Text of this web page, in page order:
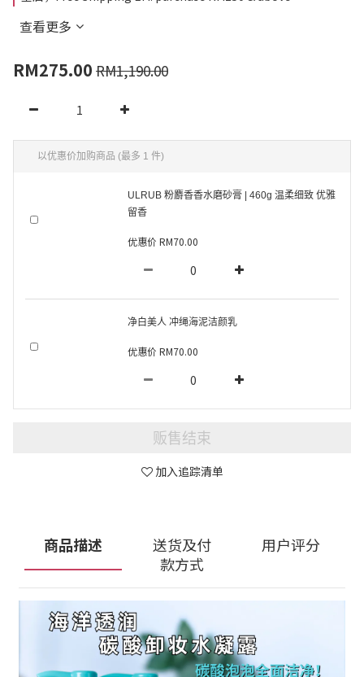
查看更多
RM275.00 RM1,190.00
以优惠价加购商品 (最多 1 件)
ULRUB 粉麝香香水磨砂膏 | 460g 温柔细致 优雅
留香
优惠价 RM70.00
净白美人 冲绳海泥洁颜乳
优惠价 RM70.00
贩售结束
加入追踪清单
商品描述
送货及付
款方式
用户评分